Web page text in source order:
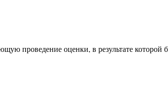
проведение оценки, в результате